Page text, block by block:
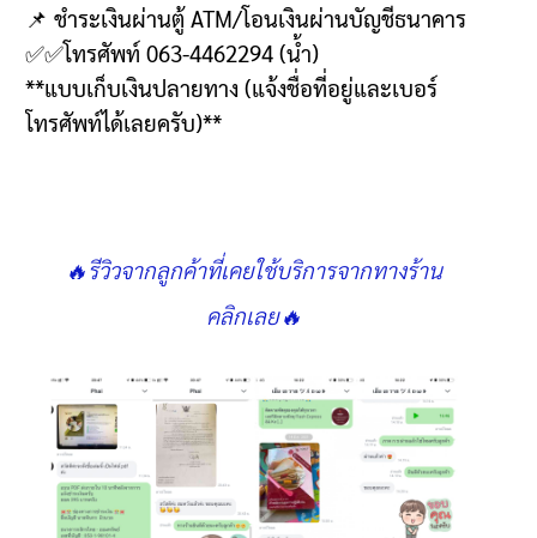
📌 ชำระเงินผ่านตู้ATM/โอนเงินผ่านบัญชีธนาคาร
✅✅โทรศัพท์ 063-4462294 (น้ำ)
**แบบเก็บเงินปลายทาง (แจ้งชื่อที่อยู่และเบอร์
โทรศัพท์ได้เลยครับ)**
🔥รีวิวจากลูกค้าที่เคยใช้บริการจากทางร้าน
คลิกเลย🔥